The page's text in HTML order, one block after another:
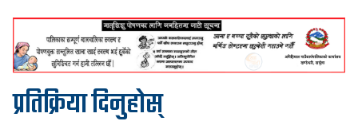
प्रतिक्रिया दिनुहोस्